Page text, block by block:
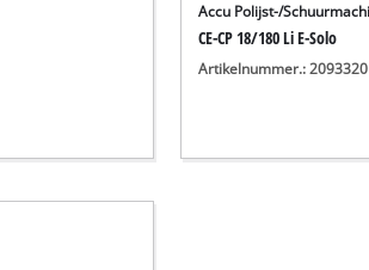
Accu Polijst-/
CE-CP 18/180 Li E-Solo
Artikelnummer.: 2093320